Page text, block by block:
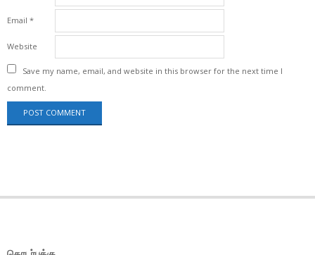
Email *
Website
Save my name, email, and website in this browser for the next time I
comment.